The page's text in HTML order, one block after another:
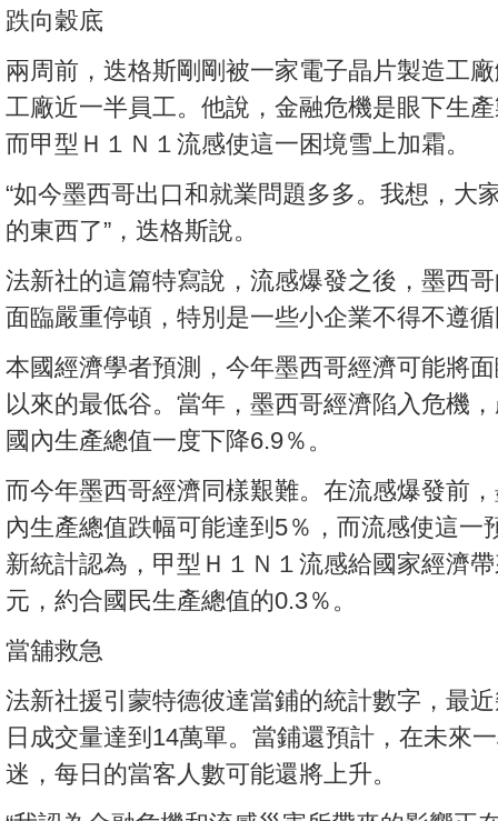
跌向穀底
兩周前，迭格斯剛剛被一家電子晶片製造工
工廠近一半員工。他說，金融危機是眼下生
而甲型Ｈ１Ｎ１流感使這一困境雪上加霜。
“如今墨西哥出口和就業問題多多。我想，大
的東西了”，迭格斯說。
法新社的這篇特寫說，流感爆發之後，墨西
面臨嚴重停頓，特別是一些小企業不得不遵
本國經濟學者預測，今年墨西哥經濟可能將
以來的最低谷。當年，墨西哥經濟陷入危機
國內生產總值一度下降6.9％。
而今年墨西哥經濟同樣艱難。在流感爆發前
內生產總值跌幅可能達到5％，而流感使這一
新統計認為，甲型Ｈ１Ｎ１流感給國家經濟
元，約合國民生產總值的0.3％。
當舖救急
法新社援引蒙特德彼達當鋪的統計數字，最
日成交量達到14萬單。當鋪還預計，在未來
迷，每日的當客人數可能還將上升。